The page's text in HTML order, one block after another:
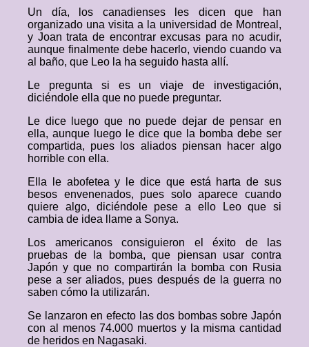
Un día, los canadienses les dicen que han
organizado una visita a la universidad de Montreal,
y Joan trata de encontrar excusas para no acudir,
aunque finalmente debe hacerlo, viendo cuando va
al baño, que Leo la ha seguido hasta allí.
Le pregunta si es un viaje de investigación,
diciéndole ella que no puede preguntar.
Le dice luego que no puede dejar de pensar en
ella, aunque luego le dice que la bomba debe ser
compartida, pues los aliados piensan hacer algo
horrible con ella.
Ella le abofetea y le dice que está harta de sus
besos envenenados, pues solo aparece cuando
quiere algo, diciéndole pese a ello Leo que si
cambia de idea llame a Sonya.
Los americanos consiguieron el éxito de las
pruebas de la bomba, que piensan usar contra
Japón y que no compartirán la bomba con Rusia
pese a ser aliados, pues después de la guerra no
saben cómo la utilizarán.
Se lanzaron en efecto las dos bombas sobre Japón
con al menos 74.000 muertos y la misma cantidad
de heridos en Nagasaki.